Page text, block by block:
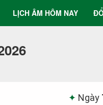
LỊCH ÂM HÔM NAY
Ngày